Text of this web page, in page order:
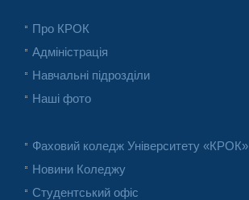
Про КРОК
Адміністрація
Навчальні підрозділи
Наші фото
Фаховий коледж Університету «КРОК»
Новини Коледжу
Студентський офіс